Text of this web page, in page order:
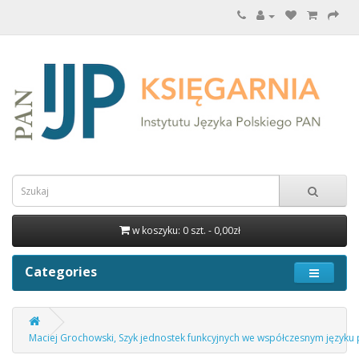
w koszyku: 0 szt. - 0,00zł
Categories
Maciej Grochowski, Szyk jednostek funkcyjnych we współczesnym